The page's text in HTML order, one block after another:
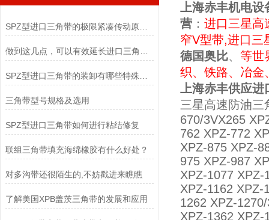
SPZ型进口三角带的极限紧凑传动原理与高转速适配实践
三角带型号规格及选用
SPZ型进口三角带如何进行粘结修复
联组三角带填充海绵橡胶有什么好处？
对多沟带还很陌生的,不妨戳进来瞧瞧
了解美国XPB盖茨三角带的发展和应用
上海赤丰机电设
营 ： 进口三星高
窄V型带,进口三
德国奥比、 等世
织、铁路、冶金
上海赤丰供应进
三星高速防油三
670/3VX265
762 XPZ-772
XPZ-875 XPZ-
975 XPZ-987
XPZ-1077 XPZ-
XPZ-1162 XPZ-
1262 XPZ-
XPZ-1362 XPZ-